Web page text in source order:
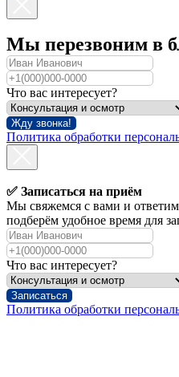
Мы перезвоним в
Что вас интересует?
Жду звонка!
Политика обработки
✅ Записаться на приём
Мы свяжемся с вами и
подберём удобное время для
Что вас интересует?
Записаться
Политика обработки